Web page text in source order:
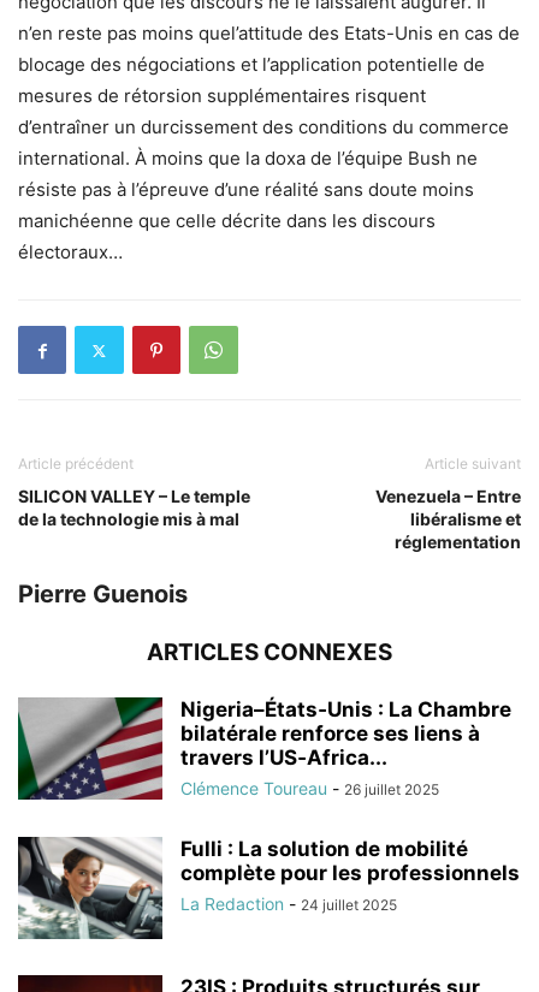
n’en reste pas moins quel’attitude des Etats-Unis en cas de
blocage des négociations et l’application potentielle de
mesures de rétorsion supplémentaires risquent
d’entraîner un durcissement des conditions du commerce
international. À moins que la doxa de l’équipe Bush ne
résiste pas à l’épreuve d’une réalité sans doute moins
manichéenne que celle décrite dans les discours
électoraux…
Article précédent
SILICON VALLEY – Le temple
de la technologie mis à mal
Article suivant
Venezuela – Entre
libéralisme et
réglementation
Pierre Guenois
ARTICLES CONNEXES
Nigeria–États‑Unis : La Chambre
bilatérale renforce ses liens à
travers l’US‑Africa...
Clémence Toureau - 26 juillet 2025
Fulli : La solution de mobilité
complète pour les professionnels
La Redaction - 24 juillet 2025
23IS : Produits structurés sur